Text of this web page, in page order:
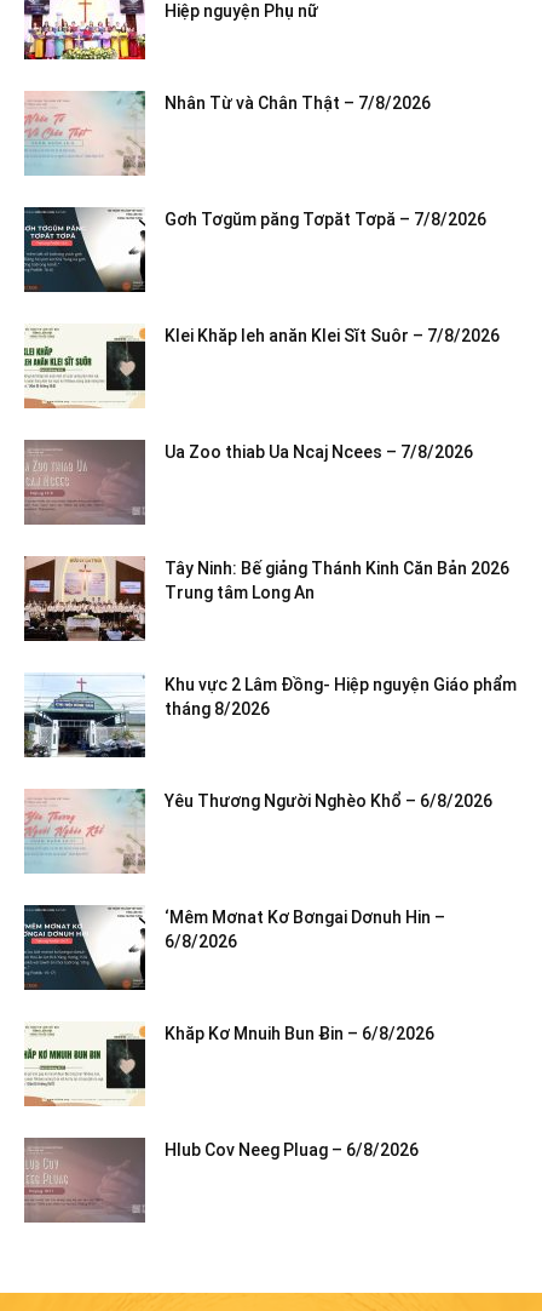
Hiệp nguyện Phụ nữ
Nhân Từ và Chân Thật – 7/8/2026
Gơh Tơgŭm păng Tơpăt Tơpă – 7/8/2026
Klei Khăp leh anăn Klei Sĭt Suôr – 7/8/2026
Ua Zoo thiab Ua Ncaj Ncees – 7/8/2026
Tây Ninh: Bế giảng Thánh Kinh Căn Bản 2026
Trung tâm Long An
Khu vực 2 Lâm Đồng- Hiệp nguyện Giáo phẩm
tháng 8/2026
Yêu Thương Người Nghèo Khổ – 6/8/2026
‘Mêm Mơnat Kơ Bơngai Dơnuh Hin –
6/8/2026
Khăp Kơ Mnuih Bun Ƀin – 6/8/2026
Hlub Cov Neeg Pluag – 6/8/2026